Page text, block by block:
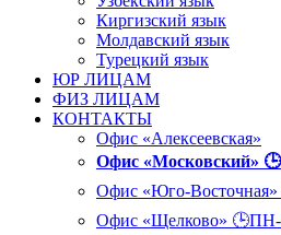
Киргизский язык
Молдавский язык
Турецкий язык
ЮР ЛИЦАМ
ФИЗ ЛИЦАМ
КОНТАКТЫ
Офис «Алексеевская»
Офис «Московский»
Офис «Юго-
Офис «Щелково»